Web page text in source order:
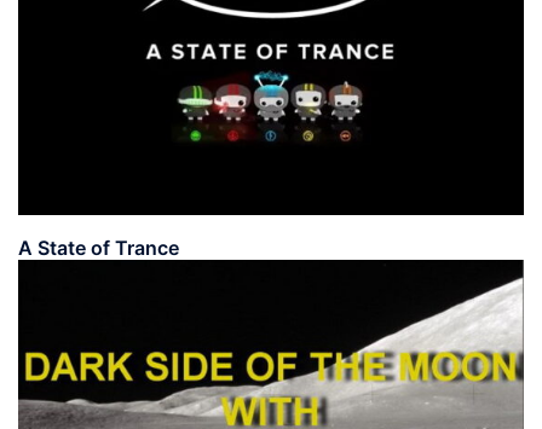
A State of Trance